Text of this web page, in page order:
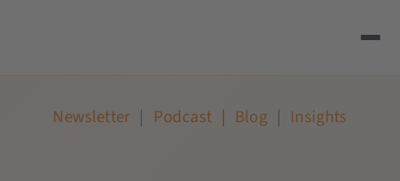
Newsletter | Podcast | Blog | Insights